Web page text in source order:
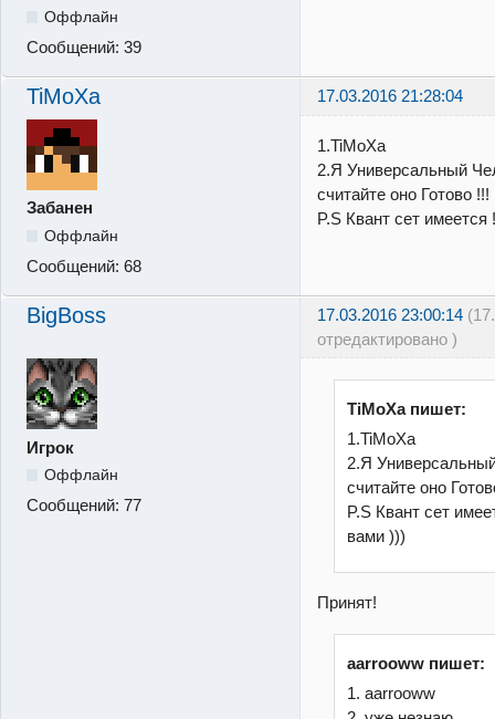
Оффлайн
Сообщений: 39
TiMoXa 17.03.2016 21:28:04
Забанен
Оффлайн
Сообщений: 68
1.TiMoXa
2.Я Универсальный
считайте оно Готово !!!
P.S Квант сет
BigBoss 17.03.2016 23:00:14
отредактировано )
Игрок
Оффлайн
Сообщений: 77
TiMoXa пишет:
1.TiMoXa
2.Я
считайте оно
P.S Квант сет
вами )))
Принят!
aarrooww пишет:
1. aarrooww